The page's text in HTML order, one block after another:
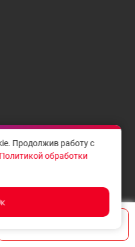
Продолжив работу с
Политикой обработки